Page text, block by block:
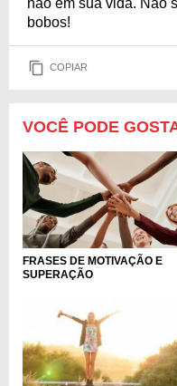
bobos!
COPIAR
VOCÊ PODE
FRASES DE MOTIVAÇÃO E
SUPERAÇÃO